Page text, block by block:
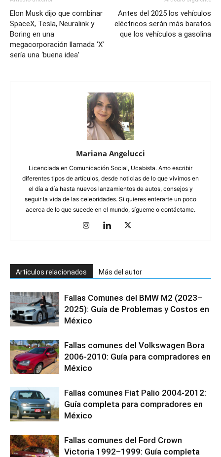
Elon Musk dijo que combinar
SpaceX, Tesla, Neuralink y
Boring en una
megacorporación llamada ‘X’
sería una ‘buena idea’
Antes del 2025 los vehículos
eléctricos serán más baratos
que los vehículos a gasolina
Mariana Angelucci
Licenciada en Comunicación Social, Ucabista. Amo escribir
diferentes tipos de artículos, desde noticias de lo que vivimos en
el día a día hasta nuevos lanzamientos de autos, consejos y
seguir la vida de las celebridades. Si quieres enterarte un poco
acerca de lo que sucede en el mundo, sígueme o contáctame.
Artículos relacionados Más del autor
Fallas Comunes del BMW M2 (2023–
2025): Guía de Problemas y Costos en
México
Fallas comunes del Volkswagen Bora
2006-2010: Guía para compradores en
México
Fallas comunes Fiat Palio 2004-2012:
Guía completa para compradores en
México
Fallas comunes del Ford Crown
Victoria 1992–1999: Guía completa